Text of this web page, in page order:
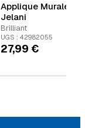
Applique Murale
Jelani
Brilliant
UGS : 42982055
27,99 €